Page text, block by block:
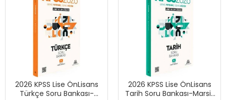
2026 KPSS Lise ÖnLisans
Türkçe Soru Bankası-
2026 KPSS Lise ÖnLisans
Tarih Soru Bankası-Marsis